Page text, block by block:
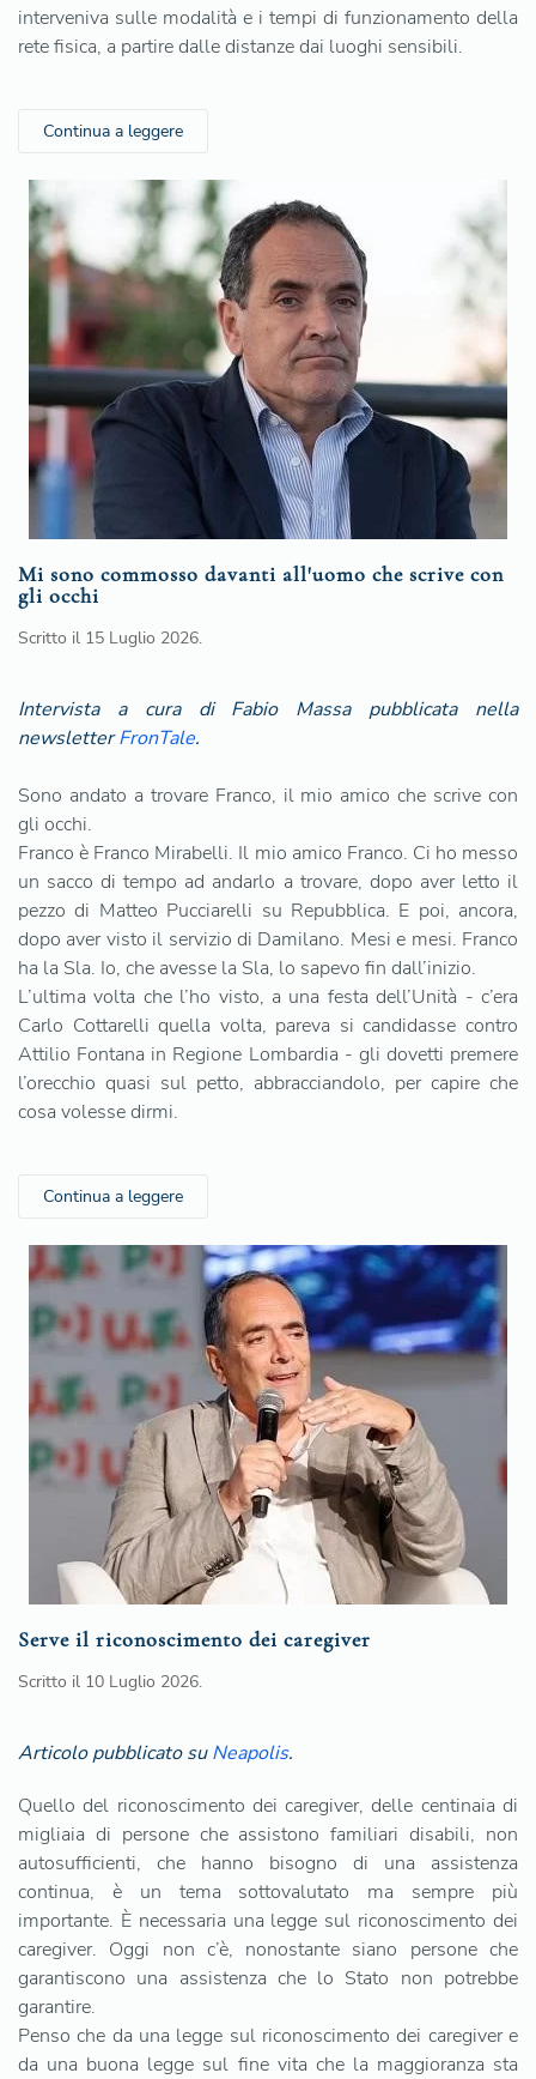
interveniva sulle modalità e i tempi di funzionamento della
rete fisica, a partire dalle distanze dai luoghi sensibili.
Continua a leggere
Mi sono commosso davanti all'uomo che scrive con
gli occhi
Scritto il 15 Luglio 2026.
Intervista a cura di Fabio Massa pubblicata nella
newsletterFronTale.
Sono andato a trovare Franco, il mio amico che scrive con
gli occhi.
Franco è Franco Mirabelli. Il mio amico Franco. Ci ho messo
un sacco di tempo ad andarlo a trovare, dopo aver letto il
pezzo di Matteo Pucciarelli su Repubblica. E poi, ancora,
dopo aver visto il servizio di Damilano. Mesi e mesi. Franco
ha la Sla. Io, che avesse la Sla, lo sapevo fin dall’inizio.
L’ultima volta che l’ho visto, a una festa dell’Unità - c’era
Carlo Cottarelli quella volta, pareva si candidasse contro
Attilio Fontana in Regione Lombardia - gli dovetti premere
l’orecchio quasi sul petto, abbracciandolo, per capire che
cosa volesse dirmi.
Continua a leggere
Serve il riconoscimento dei caregiver
Scritto il 10 Luglio 2026.
Articolo pubblicato suNeapolis.
Quello del riconoscimento dei caregiver, delle centinaia di
migliaia di persone che assistono familiari disabili, non
autosufficienti, che hanno bisogno di una assistenza
continua, è un tema sottovalutato ma sempre più
importante. È necessaria una legge sul riconoscimento dei
caregiver. Oggi non c’è, nonostante siano persone che
garantiscono una assistenza che lo Stato non potrebbe
garantire.
Penso che da una legge sul riconoscimento dei caregiver e
da una buona legge sul fine vita che la maggioranza sta